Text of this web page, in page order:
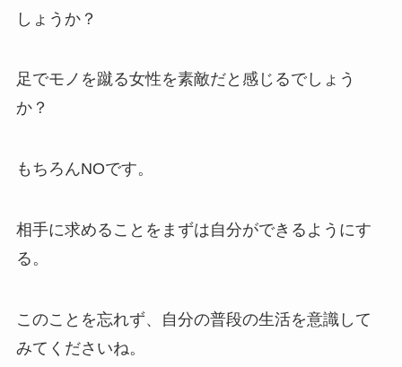
しょうか？
足でモノを蹴る女性を素敵だと感じるでしょう
か？
もちろんNOです。
相手に求めることをまずは自分ができるようにす
る。
このことを忘れず、自分の普段の生活を意識して
みてくださいね。